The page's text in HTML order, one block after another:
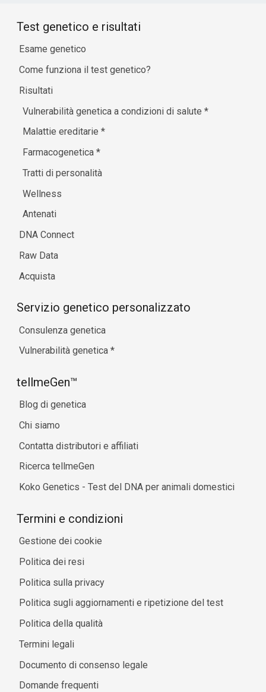
Test genetico e risultati
Esame genetico
Come funziona il test genetico?
Risultati
Vulnerabilità genetica a condizioni di salute*
Malattie ereditarie*
Farmacogenetica*
Tratti di personalità
Wellness
Antenati
DNA Connect
Raw Data
Acquista
Servizio genetico personalizzato
Consulenza genetica
Vulnerabilità genetica *
tellmeGen™
Blog di genetica
Chi siamo
Contatta distributori e affiliati
Ricerca tellmeGen
Koko Genetics - Test del DNA per animali domestici
Termini e condizioni
Gestione dei cookie
Politica dei resi
Politica sulla privacy
Politica sugli aggiornamenti e ripetizione del test
Politica della qualità
Termini legali
Documento di consenso legale
Domande frequenti